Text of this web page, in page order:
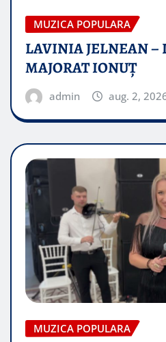
MUZICA POPULARA
LAVINIA JELNEAN –
MAJORAT IONUŢ
admin aug. 2,
MUZICA POPULARA